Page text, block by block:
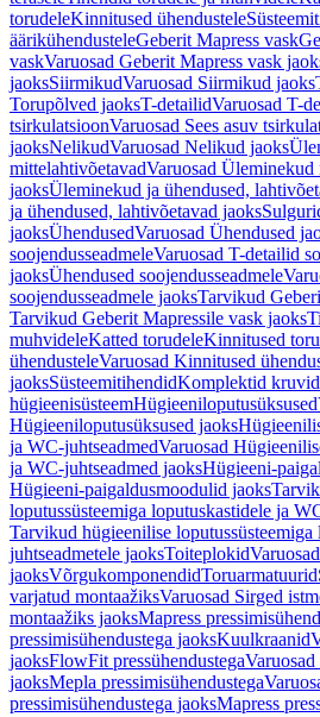
torudeleKinnitused ühendustele
äärikühendusteleGeberit Mapress vask
vaskVaruosad Geberit Mapress vask
jaoksSiirmikudVaruosad Siirmikud jaoks
Torupõlved jaoksT-detailidVaruosad T-
tsirkulatsioonVaruosad Sees asuv
jaoksNelikudVaruosad Nelikud jaoks
mittelahtivõetavadVaruosad Üleminekud
jaoksÜleminekud ja ühendused,
ja ühendused, lahtivõetavad jaoks
jaoksÜhendusedVaruosad Ühendused
soojendusseadmeleVaruosad T-detailid
jaoksÜhendused soojendusseadmele
soojendusseadmele jaoksTarvikud
Tarvikud Geberit Mapressile vask jaoks
muhvideleKatted torudeleKinnitused
ühendusteleVaruosad Kinnitused
jaoksSüsteemitihendidKomplektid
hügieenisüsteemHügieeniloputusüksused
Hügieeniloputusüksused jaoks
ja WC-juhtseadmedVaruosad
ja WC-juhtseadmed jaoksHügieeni-
Hügieeni-paigaldusmoodulid jaoks
loputussüsteemiga loputuskastidele ja
Tarvikud hügieenilise
juhtseadmetele jaoksToiteplokid
jaoksVõrgukomponendidToruarmatuurid
varjatud montaažiksVaruosad Sirged
montaažiks jaoksMapress
pressimisühendustega jaoksKuulkraanid
jaoksFlowFit pressühendustega
jaoksMepla pressimisühendustega
pressimisühendustega jaoksMapress